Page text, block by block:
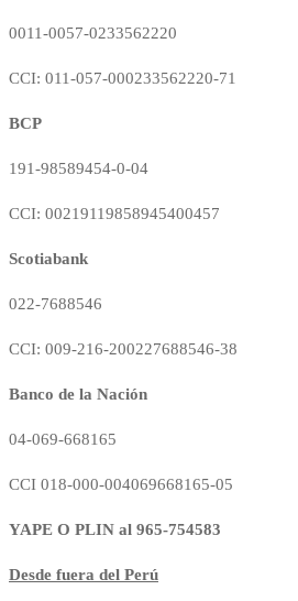
0011-0057-0233562220
CCI: 011-057-000233562220-71
BCP
191-98589454-0-04
CCI: 00219119858945400457
Scotiabank
022-7688546
CCI: 009-216-200227688546-38
Banco de la Nación
04-069-668165
CCI 018-000-004069668165-05
YAPE O PLIN al 965-754583
Desde fuera del Perú